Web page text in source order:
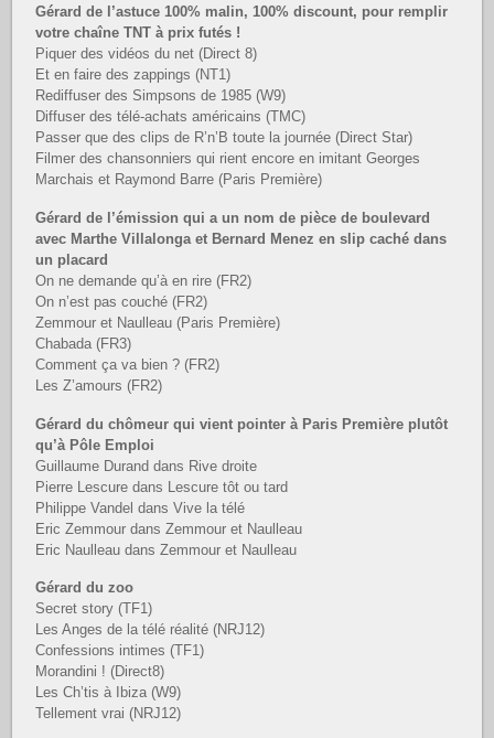
Gérard de l’astuce 100% malin, 100% discount, pour remplir
votre chaîne TNT à prix futés !
Piquer des vidéos du net (Direct 8)
Et en faire des zappings (NT1)
Rediffuser des Simpsons de 1985 (W9)
Diffuser des télé-achats américains (TMC)
Passer que des clips de R’n’B toute la journée (Direct Star)
Filmer des chansonniers qui rient encore en imitant Georges
Marchais et Raymond Barre (Paris Première)
Gérard de l’émission qui a un nom de pièce de boulevard
avec Marthe Villalonga et Bernard Menez en slip caché dans
un placard
On ne demande qu’à en rire (FR2)
On n’est pas couché (FR2)
Zemmour et Naulleau (Paris Première)
Chabada (FR3)
Comment ça va bien ? (FR2)
Les Z’amours (FR2)
Gérard du chômeur qui vient pointer à Paris Première plutôt
qu’à Pôle Emploi
Guillaume Durand dans Rive droite
Pierre Lescure dans Lescure tôt ou tard
Philippe Vandel dans Vive la télé
Eric Zemmour dans Zemmour et Naulleau
Eric Naulleau dans Zemmour et Naulleau
Gérard du zoo
Secret story (TF1)
Les Anges de la télé réalité (NRJ12)
Confessions intimes (TF1)
Morandini ! (Direct8)
Les Ch’tis à Ibiza (W9)
Tellement vrai (NRJ12)